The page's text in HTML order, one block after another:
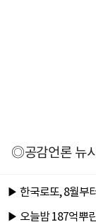
◎공감언론 뉴